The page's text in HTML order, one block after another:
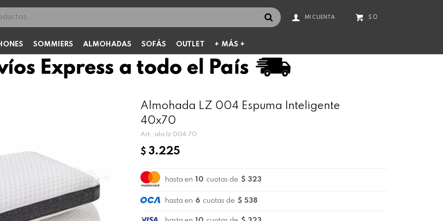
SOMMIERS ALMOHADAS SOFÁS OUTLET MÁS +
$ 0
Almohada LZ 004 Espuma Inteligente
40x70
ala lz 004 70
$ 3.225
hasta en 10 cuotas de $ 323
hasta en 6 cuotas de $ 538